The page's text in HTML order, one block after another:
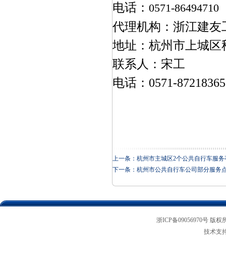
电话： 0571-86494710
代理机构：浙江建
地址：杭州市上城区
联系人：宋工
电话： 0571-87218365
上一条： 杭州市主城区2个公共自行车服
下一条： 杭州市公共自行车公司部分服务
浙ICP备09056970号 版权
技术支